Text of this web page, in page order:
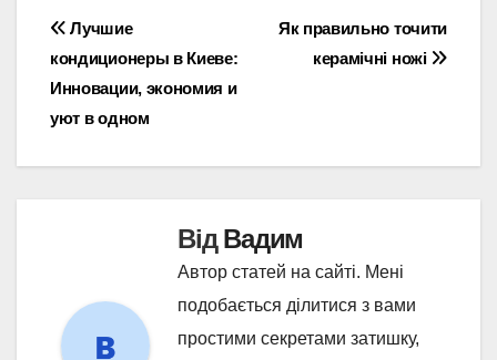
Навігація
записів
Як правильно точити
керамічні ножі
Лучшие
кондиционеры в Киеве:
Инновации, экономия и
уют в одном
ВідВадим
Автор статей на сайті. Мені
подобається ділитися з вами
простими секретами затишку,